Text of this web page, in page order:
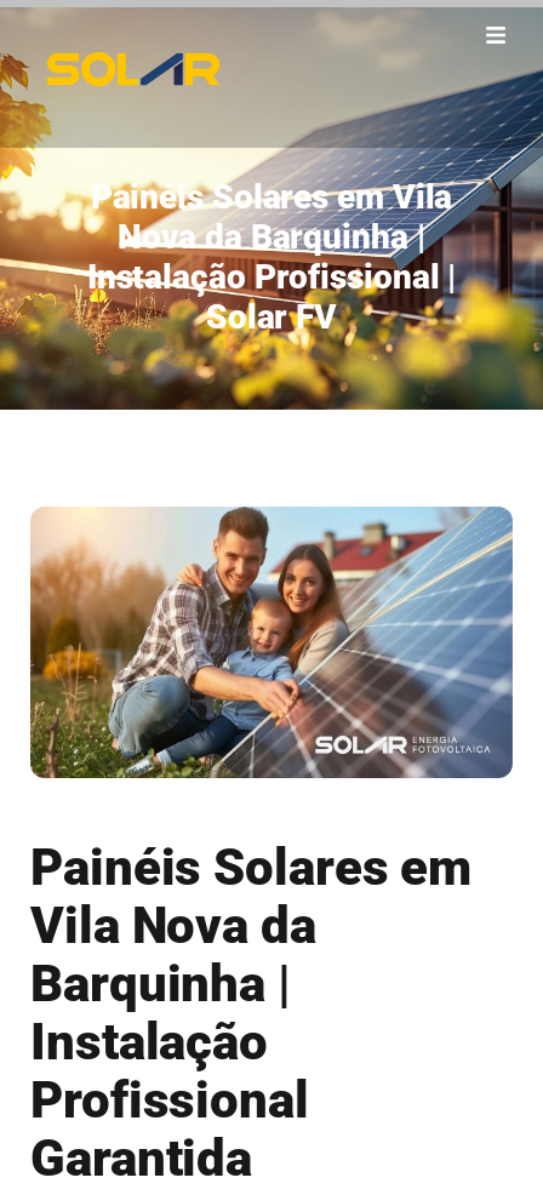
Painéis Solares em Vila
Nova da Barquinha |
Instalação Profissional |
Solar FV
Painéis Solares em
Vila Nova da
Barquinha |
Instalação
Profissional
Garantida